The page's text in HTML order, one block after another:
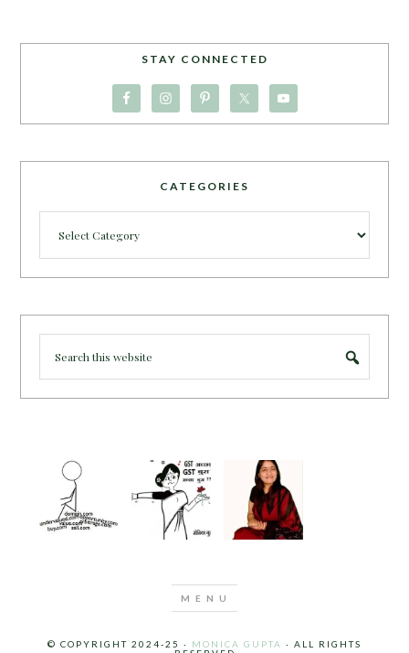
STAY CONNECTED
CATEGORIES
© COPYRIGHT 2024-25 · MONICA GUPTA · ALL RIGHTS